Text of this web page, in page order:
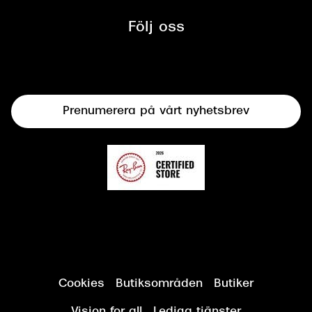
mellan Synoptik och Bilprovningen
SolglasögonFölj oss
Prenumerera på vårt nyhetsbrev
Cookies Butiksområden Butiker